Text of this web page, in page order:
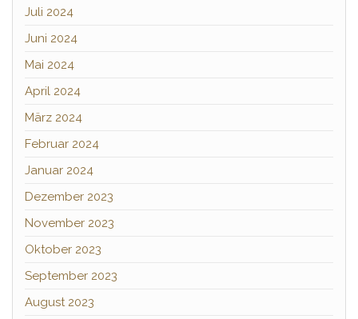
Juli 2024
Juni 2024
Mai 2024
April 2024
März 2024
Februar 2024
Januar 2024
Dezember 2023
November 2023
Oktober 2023
September 2023
August 2023